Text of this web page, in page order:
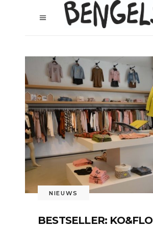
NIEUWS
BESTSELLER: